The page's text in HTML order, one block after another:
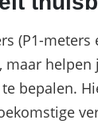
(P1-
maar
te bepalen.